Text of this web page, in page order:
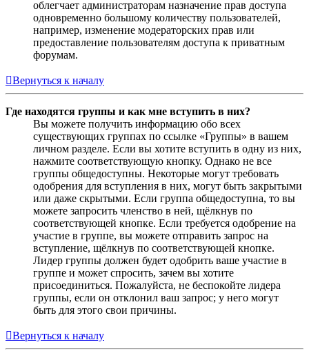
облегчает администраторам назначение прав доступа
одновременно большому количеству пользователей,
например, изменение модераторских прав или
предоставление пользователям доступа к приватным
форумам.
Вернуться к началу
Где находятся группы и как мне вступить в них?
Вы можете получить информацию обо всех
существующих группах по ссылке «Группы» в вашем
личном разделе. Если вы хотите вступить в одну из них,
нажмите соответствующую кнопку. Однако не все
группы общедоступны. Некоторые могут требовать
одобрения для вступления в них, могут быть закрытыми
или даже скрытыми. Если группа общедоступна, то вы
можете запросить членство в ней, щёлкнув по
соответствующей кнопке. Если требуется одобрение на
участие в группе, вы можете отправить запрос на
вступление, щёлкнув по соответствующей кнопке.
Лидер группы должен будет одобрить ваше участие в
группе и может спросить, зачем вы хотите
присоединиться. Пожалуйста, не беспокойте лидера
группы, если он отклонил ваш запрос; у него могут
быть для этого свои причины.
Вернуться к началу